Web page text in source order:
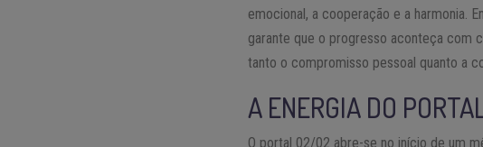
emocional, a cooperação e a harmonia.
garante que o progresso aconteça com
tanto o compromisso pessoal quanto a
A ENERGIA DO
O portal 02/02 abre-se no início de um